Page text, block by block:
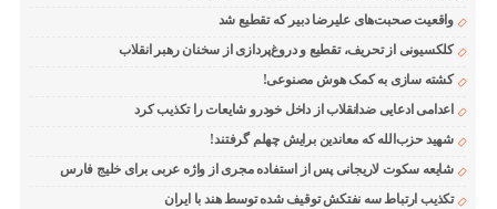
واقعیت صحبت‌های علیرضا دبیر که تقطیع شد
کلکسیونی از تحریف، تقطیع و دروغ‌پردازی از سخنان رهبر انقلاب
کشته سازی به کمک هوش مصنوعی!
اعدامی ادعایی ضدانقلاب از داخل خودرو شایعات را تکذیب کرد
شهید حزب‌الله که معاندین برایش چهلم گرفتند!
شایعه سکوت لاریجانی پس از استفاده مجری از واژه عربی برای خلیج فارس
تکذیب ارتباط سه نفتکش توقیف شده توسط هند با ایران